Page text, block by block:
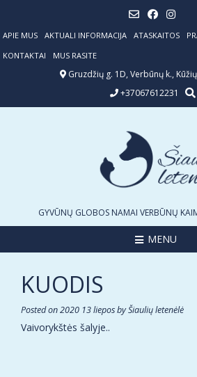
content
APIE MUS AKTUALI INFORMACIJA ATASKAITOS
KONTAKTAI
MUS RASITE
Gruzdžių g. 1D, Verbūnų k.,
+37067612231
GYVŪNŲ GLOBOS NAMAI VERBŪNŲ
MENU
KUODIS
Posted on2020 13 lieposbyŠiaulių letenėlė
Vaivorykštės šalyje..